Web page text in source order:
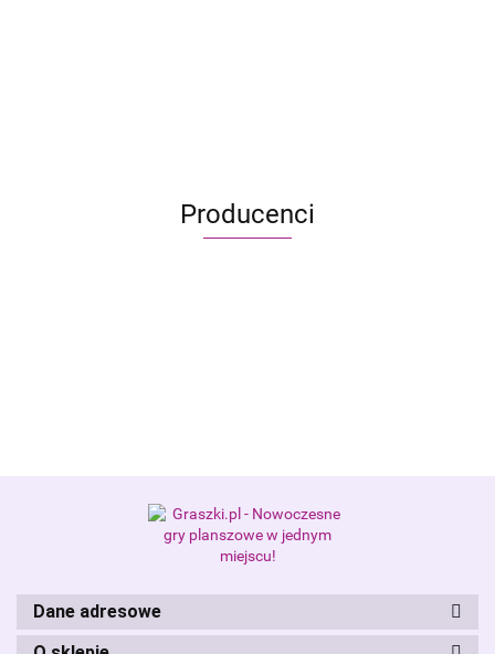
Producenci
Alis Games – producent gier
planszowych i RPG
Dane adresowe